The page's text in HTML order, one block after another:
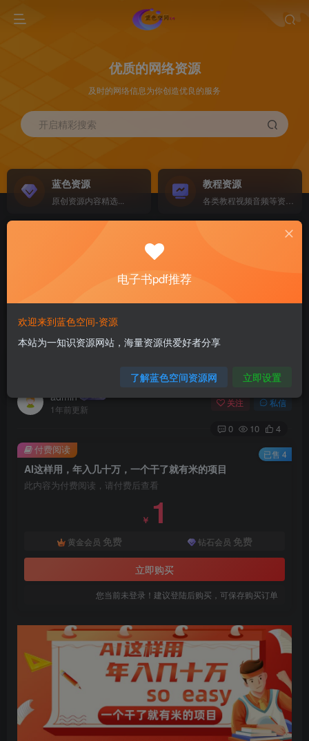
优质的网络资源
及时的网络信息为你创造优良的服务
开启精彩搜索
蓝色资源
原创资源内容精选...
教程资源
计算机 移动设备 软件下载....
电子书籍下载...
首页 AI技术 正文
AI这样用，年入几十万，一个干了就有米的项目
admin
1年前更新
关注 私信
0 10 4
AI这样用，年入几十万，一个干了就有米的项目
此内容为付费阅读，请付费后查看
￥ 1
黄金会员 免费 钻石会员 免费
立即购买
您当前未登录！建议登陆后购买，可保存购买订单
付费阅读 已售 4
电子书pdf推荐
欢迎来到蓝色空间-资源
本站为一知识资源网站，海量资源供爱好者分享
了解蓝色空间资源网 立即设置